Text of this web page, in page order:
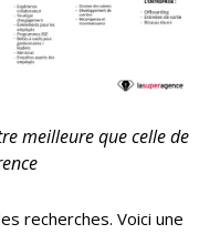
meilleure que celle de
recherches. Voici une